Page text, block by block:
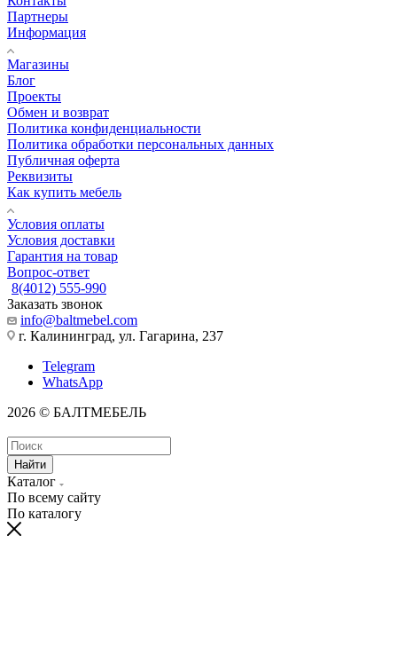
Партнеры
Информация
Магазины
Блог
Проекты
Обмен и возврат
Политика конфиденциальности
Политика обработки персональных данных
Публичная оферта
Реквизиты
Как купить мебель
Условия оплаты
Условия доставки
Гарантия на товар
Вопрос-ответ
8(4012) 555-990
Заказать звонок
info@baltmebel.com
г. Калининград, ул. Гагарина, 237
Telegram
WhatsApp
2026 © БАЛТМЕБЕЛЬ
Найти
Каталог
По всему сайту
По каталогу